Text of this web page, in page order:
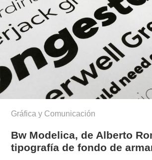
Gráfica y Comunicación
Bw Modelica, de Alberto
tipografía de fondo de